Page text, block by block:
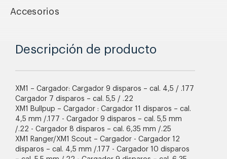
Accesorios
Descripción de producto
XM1 – Cargador: Cargador 9 disparos – cal. 4,5 / .177
Cargador 7 disparos – cal. 5,5 / .22
XM1 Bullpup – Cargador : Cargador 11 disparos – cal.
4,5 mm /.177 - Cargador 9 disparos – cal. 5,5 mm
/.22 - Cargador 8 disparos – cal. 6,35 mm /.25
XM1 Ranger/XM1 Scout – Cargador - Cargador 12
disparos – cal. 4,5 mm /.177 - Cargador 10 disparos